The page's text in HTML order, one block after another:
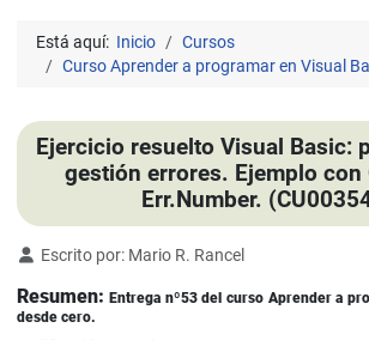
Está aquí: Inicio
Cursos
Curso Aprender a programar en Visual
Ejercicio resuelto Visual Basic:
gestión errores. Ejemplo con
Err.Number.
Detalles
Escrito por: Mario R. Rancel
Resumen:Entrega nº53 del curso Aprender a
desde cero.